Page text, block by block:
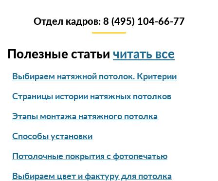
Отдел кадров: 8 (495) 104-66-77
Полезные статьи читать все
Выбираем натяжной потолок. Критерии
Страницы истории натяжных потолков
Этапы монтажа натяжного потолка
Способы установки
Потолочные покрытия с фотопечатью
Выбираем цвет и фактуру для потолка